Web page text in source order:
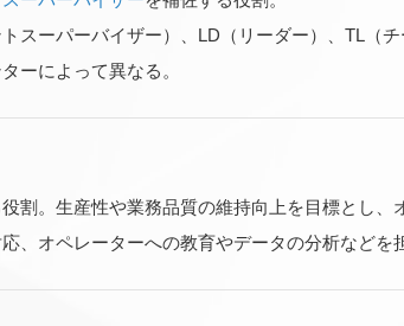
スーパーバイザー）、LD（リーダー）、TL（チ
ーによって異なる。
割。生産性や業務品質の維持向上を目標とし、
、オペレーターへの教育やデータの分析などを